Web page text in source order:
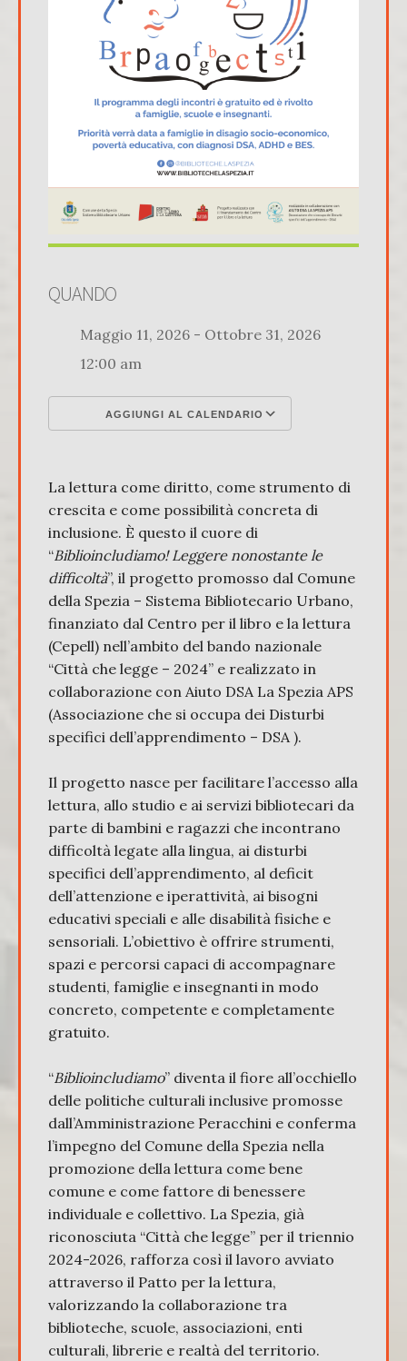
QUANDO
Maggio 11, 2026 - Ottobre 31, 2026
12:00 am
AGGIUNGI AL CALENDARIO
La lettura come diritto, come strumento di
crescita e come possibilità concreta di
inclusione. È questo il cuore di
“Biblioincludiamo! Leggere nonostante le
difficoltà”, il progetto promosso dal Comune
della Spezia – Sistema Bibliotecario Urbano,
finanziato dal Centro per il libro e la lettura
(Cepell) nell’ambito del bando nazionale
“Città che legge – 2024” e realizzato in
collaborazione con Aiuto DSA La Spezia APS
(Associazione che si occupa dei Disturbi
specifici dell’apprendimento – DSA ).
Il progetto nasce per facilitare l’accesso alla
lettura, allo studio e ai servizi bibliotecari da
parte di bambini e ragazzi che incontrano
difficoltà legate alla lingua, ai disturbi
specifici dell’apprendimento, al deficit
dell’attenzione e iperattività, ai bisogni
educativi speciali e alle disabilità fisiche e
sensoriali. L’obiettivo è offrire strumenti,
spazi e percorsi capaci di accompagnare
studenti, famiglie e insegnanti in modo
concreto, competente e completamente
gratuito.
“Biblioincludiamo” diventa il fiore all’occhiello
delle politiche culturali inclusive promosse
dall’Amministrazione Peracchini e conferma
l’impegno del Comune della Spezia nella
promozione della lettura come bene
comune e come fattore di benessere
individuale e collettivo. La Spezia, già
riconosciuta “Città che legge” per il triennio
2024-2026, rafforza così il lavoro avviato
attraverso il Patto per la lettura,
valorizzando la collaborazione tra
biblioteche, scuole, associazioni, enti
culturali, librerie e realtà del territorio.